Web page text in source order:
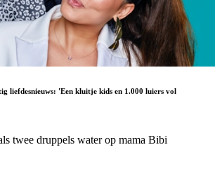
liefdesnieuws: 'Een kluitje kids en 1.000 luiers vol